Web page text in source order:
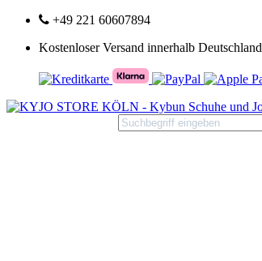
+49 221 60607894
Kostenloser Versand innerhalb Deutschland